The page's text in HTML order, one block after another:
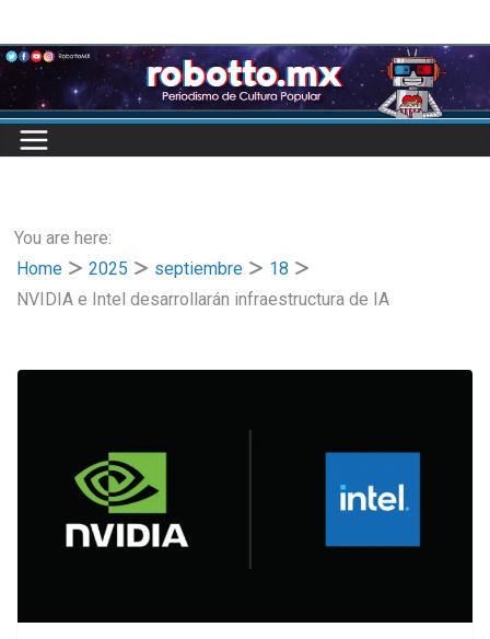
to
content
You are here:
Home
2025 septiembre
18
NVIDIA e Intel desarrollarán infraestructura de IA